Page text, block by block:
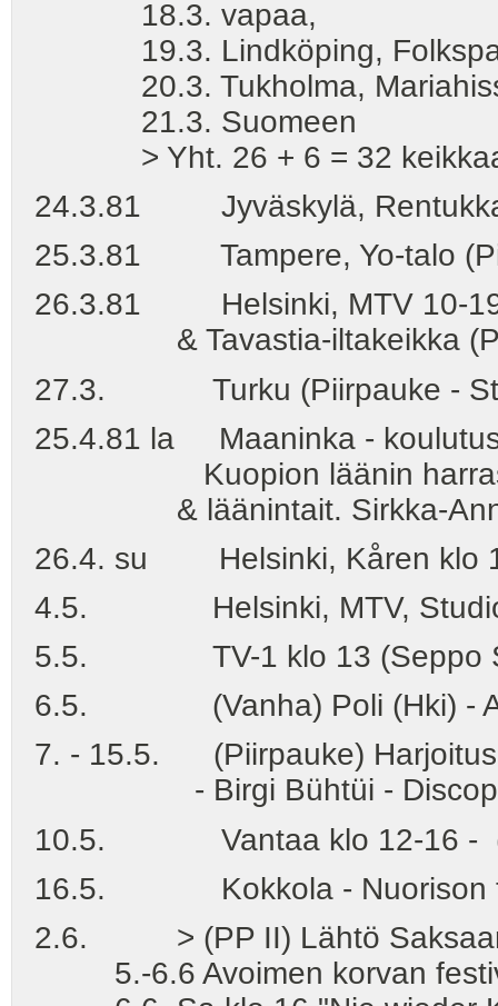
18.3. vapaa,
19.3. Lindköping,
20.3. Tukholma,
21.3. Suomeen
> Yht. 26 + 6 = 32
24.3.81 Jyväskylä, Rentukka
25.3.81 Tampere, Yo-talo
26.3.81 Helsinki, MTV 10-
& Tavastia-iltakeikka
27.3. Turku (Piirpauke -
25.4.81 la Maaninka -
Kuopion läänin
& läänintait. Sirkka-
26.4. su Helsinki, Kåren klo
4.5. Helsinki, MTV, Studio
5.5. TV-1 klo 13 (Seppo
6.5. (Vanha) Poli (Hki) -
7. - 15.5. (Piirpauke)
- Birgi Bühtüi -
10.5. Vantaa klo 12-16 -
16.5. Kokkola - Nuorison
2.6. > (PP II) Lähtö
5.-6.6 Avoimen korvan